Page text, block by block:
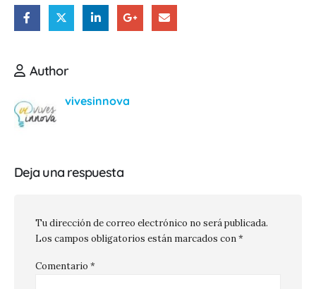
Author
vivesinnova
Deja una respuesta
Tu dirección de correo electrónico no será publicada.
Los campos obligatorios están marcados con*
Comentario *